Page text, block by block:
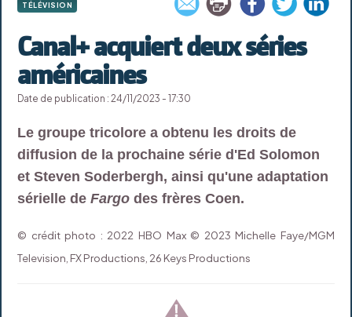
TÉLÉVISION
Canal+ acquiert deux séries
américaines
Date de publication : 24/11/2023 - 17:30
Le groupe tricolore a obtenu les droits de
diffusion de la prochaine série d'Ed Solomon
et Steven Soderbergh, ainsi qu'une adaptation
sérielle deFargo des frères Coen.
© crédit photo : 2022 HBO Max © 2023 Michelle Faye/MGM
Television, FX Productions, 26 Keys Productions